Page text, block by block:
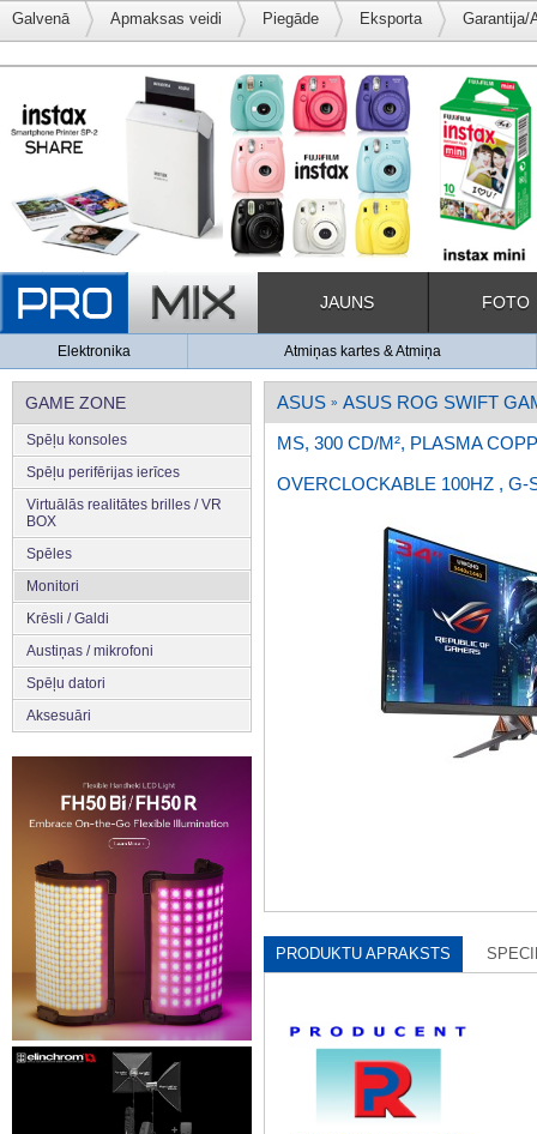
Galvenā Apmaksas veidi Piegāde Eksporta Garantija/
JAUNS FOTO
Elektronika Atmiņas kartes & Atmiņa
GAME ZONE
Spēļu konsoles
Spēļu perifērijas ierīces
Virtuālās realitātes brilles / VR
BOX
Spēles
Monitori
Krēsli / Galdi
Austiņas / mikrofoni
Spēļu datori
Aksesuāri
ASUS » ASUS ROG SWIFT
MS, 300 CD/M², PLASMA
OVERCLOCKABLE 100HZ ,
PRODUKTU APRAKSTS